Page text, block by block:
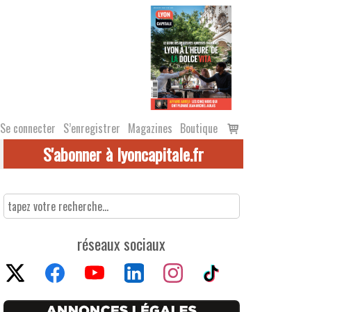
Se connecter S’enregistrer Magazines Boutique
Voir
le
S'abonner à lyoncapitale.fr
réseaux sociaux